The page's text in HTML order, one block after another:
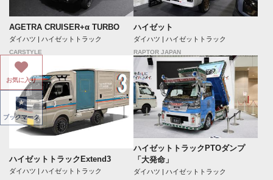
AGETRA CRUISER+α TURBO
ダイハツ | ハイゼットトラック
CARSTYLE
ハイゼット
ダイハツ | ハイゼットトラック
RAPTOR JAPAN
ハイゼットトラックExtend3
ダイハツ | ハイゼットトラック
ハイゼットトラックPTOダンプ
「大発命」
ダイハツ | ハイゼットトラック
お気に入り
ブックマーク